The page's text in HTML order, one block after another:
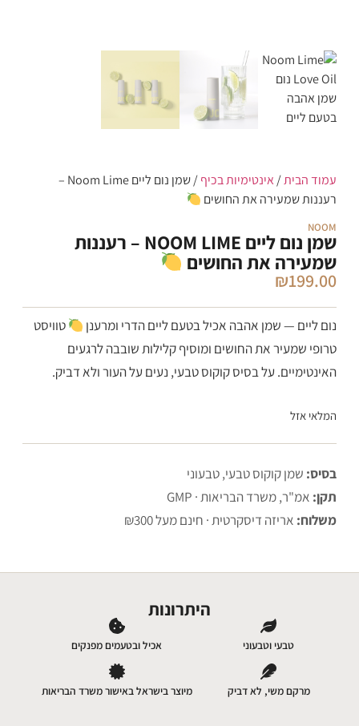
לאפס
האפשרויות
עמוד הבית/ אינטימיות בכיף
/ שמן נום ליים Noom Lime –
רעננות שמעירה את החושים
NOOM
שמן נום ליים NOOM LIME – רעננות
שמעירה את החושים
₪199.00
נום ליים — שמן אהבה אכיל בטעם ליים הדרי ומרענן
טוויסט
טרופי שמעיר את החושים ומוסיף קלילות שובבה לרגעים
האינטימיים. על בסיס קוקוס טבעי, נעים על העור ולא דביק.
המלאי אזל
בסיס: שמן קוקוס טבעי, טבעוני
תקן: אמ"ר, משרד הבריאות · GMP
משלוח: אריזה דיסקרטית · חינם מעל ₪300
היתרונות
טבעי וטבעוני אכיל ובטעמים מפנקים
מרקם משי, לא דביק מיוצר בישראל באישור משרד הבריאות